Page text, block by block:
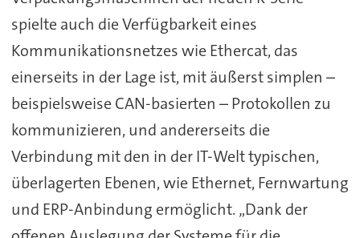
spielte auch die Verfügbarkeit eines
Kommunikationsnetzes wie Ethercat, das
einerseits in der Lage ist, mit äußerst simplen –
beispielsweise CAN-basierten – Protokollen zu
kommunizieren, und andererseits die
Verbindung mit den in der IT-Welt typischen,
überlagerten Ebenen, wie Ethernet, Fernwartung
und ERP-Anbindung ermöglicht. „Dank der